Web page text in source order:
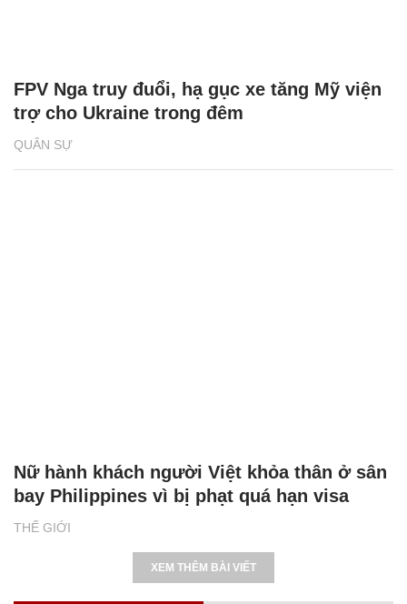
QUÂN SỰ
FPV Nga truy đuổi, hạ gục xe tăng Mỹ viện
trợ cho Ukraine trong đêm
THẾ GIỚI
Nữ hành khách người Việt khỏa thân ở sân
bay Philippines vì bị phạt quá hạn visa
XEM THÊM BÀI VIẾT